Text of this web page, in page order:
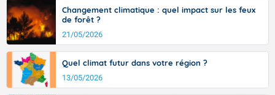
Changement climatique : quel impact sur les feux
de forêt ?
21/05/2026
Quel climat futur dans votre région ?
13/05/2026